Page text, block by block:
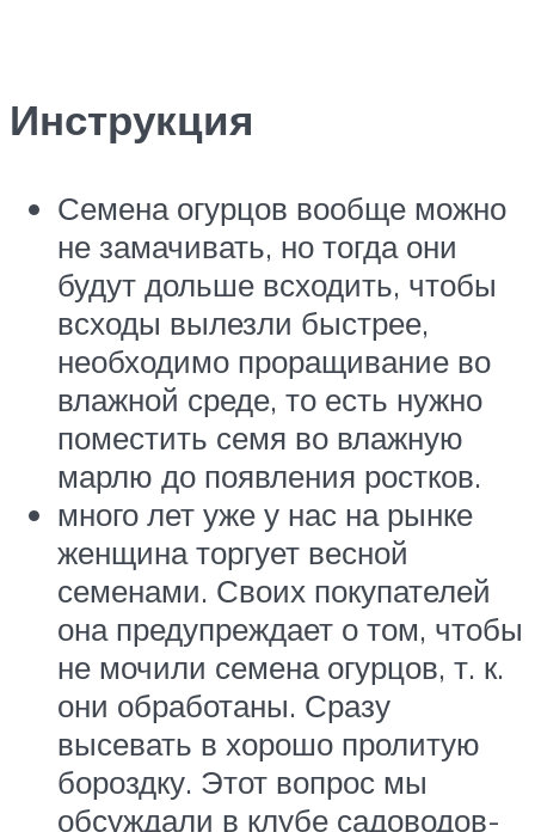
Инструкция
​Семена огурцов вообще можно
не замачивать, но тогда они
будут дольше всходить, чтобы
всходы вылезли быстрее,
необходимо проращивание во
влажной среде, то есть нужно
поместить семя во влажную
марлю до появления ростков.​
​много лет уже у нас на рынке
женщина торгует весной
семенами. Своих покупателей
она предупреждает о том, чтобы
не мочили семена огурцов, т. к.
они обработаны. Сразу
высевать в хорошо пролитую
бороздку. Этот вопрос мы
обсуждали в клубе садоводов-